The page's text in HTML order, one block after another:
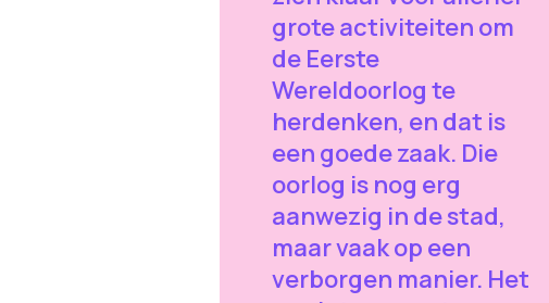
grote activiteiten om
de Eerste
Wereldoorlog te
herdenken, en dat is
een goede zaak. Die
oorlog is nog erg
aanwezig in de stad,
maar vaak op een
verborgen manier. Het